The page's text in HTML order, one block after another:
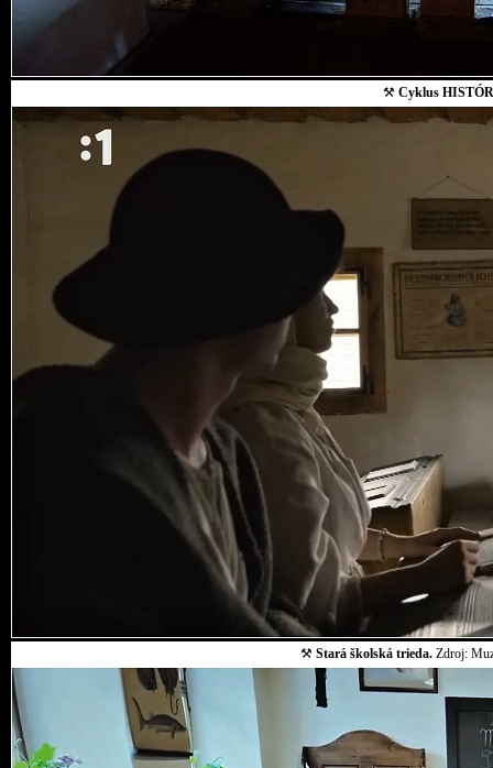
⚒ Cyklus
⚒ Stará školská trieda. Zdroj: